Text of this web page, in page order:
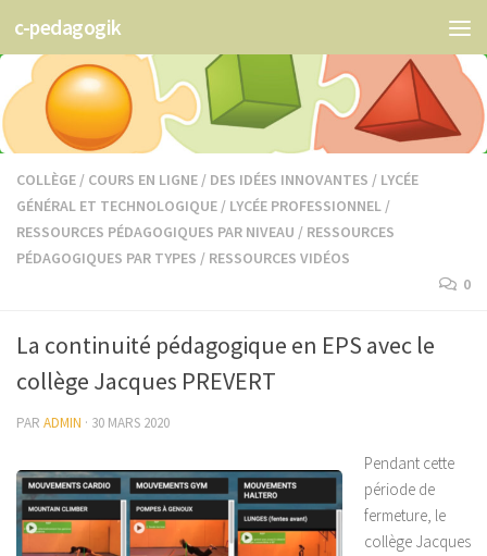
Skip to content
c-pedagogik
COLLÈGE / COURS EN LIGNE / DES IDÉES INNOVANTES / LYCÉE
GÉNÉRAL ET TECHNOLOGIQUE / LYCÉE PROFESSIONNEL /
RESSOURCES PÉDAGOGIQUES PAR NIVEAU / RESSOURCES
PÉDAGOGIQUES PAR TYPES / RESSOURCES VIDÉOS
0
La continuité pédagogique en EPS avec le
collège Jacques PREVERT
PAR ADMIN · 30 MARS 2020
Pendant cette
période de
fermeture, le
collège Jacques